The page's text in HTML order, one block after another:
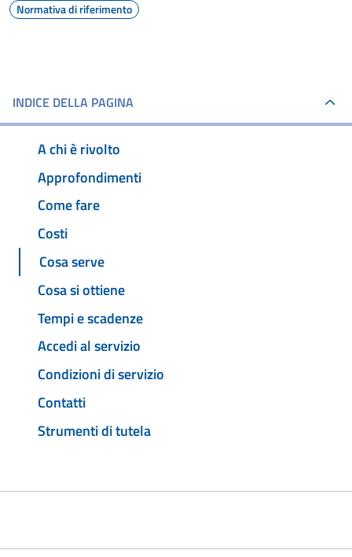
Normativa di riferimento
INDICE DELLA PAGINA
A chi è rivolto
Approfondimenti
Come fare
Costi
Cosa serve
Cosa si ottiene
Tempi e scadenze
Accedi al servizio
Condizioni di servizio
Contatti
Strumenti di tutela